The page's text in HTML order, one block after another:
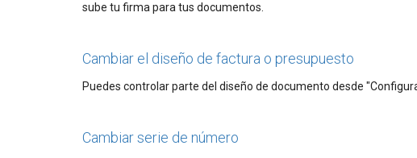
sube tu firma para tus documentos.
Cambiar el diseño de factura o presupuesto
Puedes controlar parte del diseño de documento desde
Cambiar serie de número